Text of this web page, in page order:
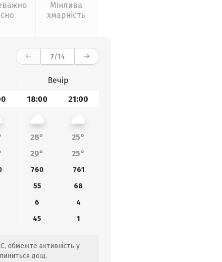
Мінлива
хмарність
7/14
Вечір
18:00 21:00
28°
25°
29° 25°
760
761
55
68
6
4
45
1
обмежте активність у
дощ.